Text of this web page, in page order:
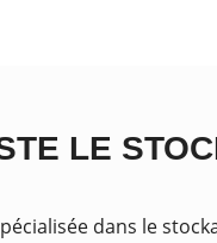
LE
dans le